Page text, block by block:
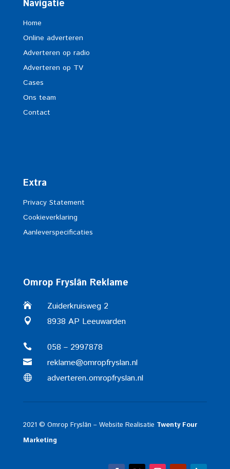
Navigatie
Home
Online adverteren
Adverteren op radio
Adverteren op TV
Cases
Ons team
Contact
Extra
Privacy Statement
Cookieverklaring
Aanleverspecificaties
Omrop Fryslân Reklame
 Zuiderkruisweg 2
 8938 AP Leeuwarden
 058 – 2997878
 reklame@omropfryslan.nl
 adverteren.omropfryslan.nl
2021 © Omrop Fryslân – Website Realisatie Twenty Four
Marketing